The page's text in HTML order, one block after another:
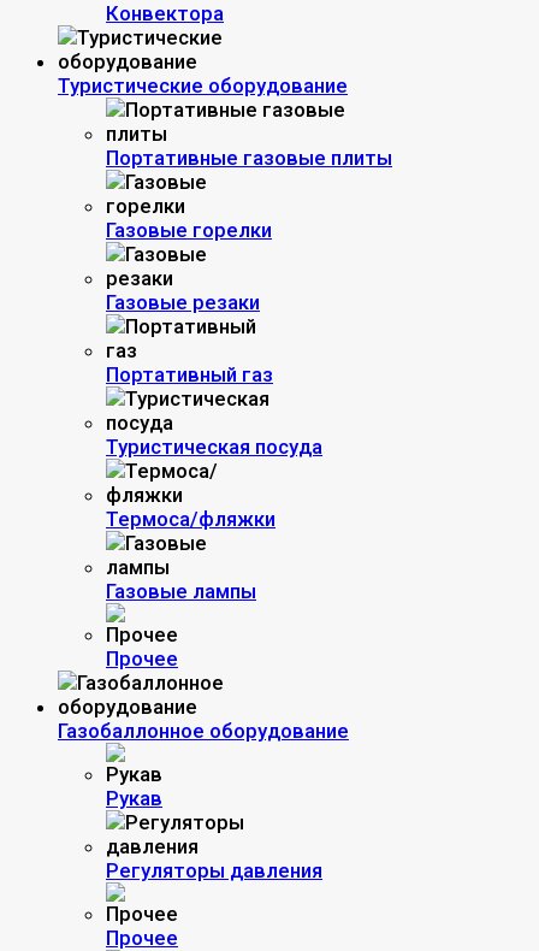
Конвектора
Туристические оборудование
Портативные газовые плиты
Газовые горелки
Газовые резаки
Портативный газ
Туристическая посуда
Термоса/фляжки
Газовые лампы
Прочее
Газобаллонное оборудование
Рукав
Регуляторы давления
Прочее